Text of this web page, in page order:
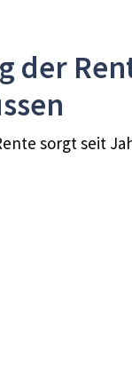
der
sorgt seit